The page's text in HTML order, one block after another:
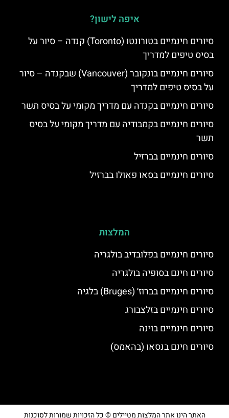
איפה לישון?
סיורים חינמיים בטורונטו (Toronto) קנדה – סיור על
בסיס טיפים למדריך
סיורים חינמיים בונקובר (Vancouver) שבקנדה – סיור
על בסיס טיפים למדריך
סיורים חינמיים בקנדה עם מדריך מקומי על בסיס תשר
סיורים חינמיים בקמבודיה עם מדריך מקומי על בסיס
תשר
סיורים חינמיים בברזיל
סיורים חינמיים בסאו פאולו בברזיל
המלצות
סיורים חינמיים בפלובדיב בולגריה
סיורים חינם בסופיה בולגריה
סיורים חינמיים בברוז׳ (Bruges) בלגיה
סיורים חינמיים בזלצבורג
סיורים חינמיים בוינה
סיורים חינם בנסאו (בהאמס)
האתר הינו אתר המלצות מטיילים © כל הזכויות שמורות לסוכנות